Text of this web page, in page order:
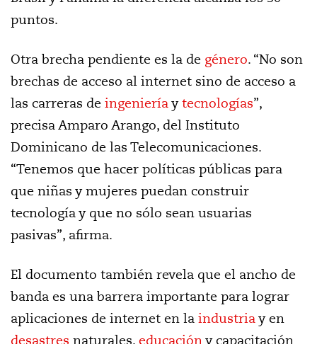
puntos.
Otra brecha pendiente es la de género. “No son
brechas de acceso al internet sino de acceso a
las carreras de ingenieríaytecnologías”,
precisa Amparo Arango, del Instituto
Dominicano de las Telecomunicaciones.
“Tenemos que hacer políticas públicas para
que niñas y mujeres puedan construir
tecnología y que no sólo sean usuarias
pasivas”, afirma.
El documento también revela que el ancho de
banda es una barrera importante para lograr
aplicaciones de internet en la industriay en
desastres naturales, educacióny capacitación